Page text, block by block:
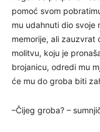
pomoć svom
mu udahnuti dio svoje
memorije, ali zauzvrat
molitvu, koju je
brojanicu, odredi mu
će mu do groba biti
–Čijeg groba? –